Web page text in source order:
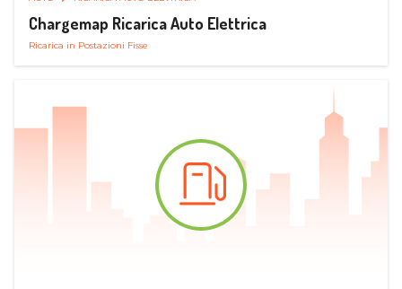
Chargemap Ricarica Auto Elettrica
Ricarica in Postazioni Fisse